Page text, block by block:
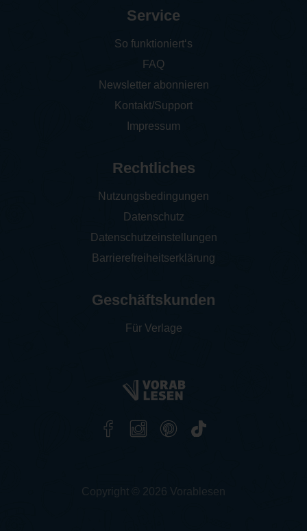
Service
So funktioniert‘s
FAQ
Newsletter abonnieren
Kontakt/Support
Impressum
Rechtliches
Nutzungsbedingungen
Datenschutz
Datenschutzeinstellungen
Barrierefreiheitserklärung
Geschäftskunden
Für Verlage
Copyright © 2026 Vorablesen